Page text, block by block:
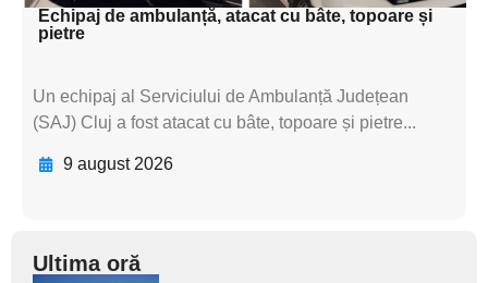
Echipaj de ambulanță, atacat cu bâte, topoare și
pietre
Un echipaj al Serviciului de Ambulanță Județean
(SAJ) Cluj a fost atacat cu bâte, topoare și pietre...
9 august 2026
Ultima oră